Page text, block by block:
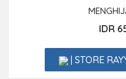
IDR
| STORE